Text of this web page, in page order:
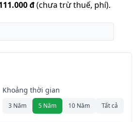
đ(chưa trừ thuế, phí).
Khoảng thời gian
3 Năm 5 Năm 10 Năm Tất cả